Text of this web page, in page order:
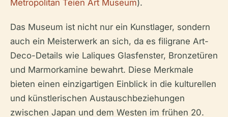
Metropolitan Teien Art Museum).
Das Museum ist nicht nur ein Kunstlager, sondern
auch ein Meisterwerk an sich, da es filigrane Art-
Deco-Details wie Laliques Glasfenster, Bronzetüren
und Marmorkamine bewahrt. Diese Merkmale
bieten einen einzigartigen Einblick in die kulturellen
und künstlerischen Austauschbeziehungen
zwischen Japan und dem Westen im frühen 20.